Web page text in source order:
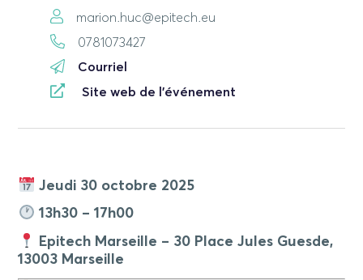
marion.huc@epitech.eu
0781073427
Courriel
Site web de l'événement
Jeudi 30 octobre 2025
13h30 – 17h00
Epitech Marseille – 30 Place Jules Guesde,
13003 Marseille